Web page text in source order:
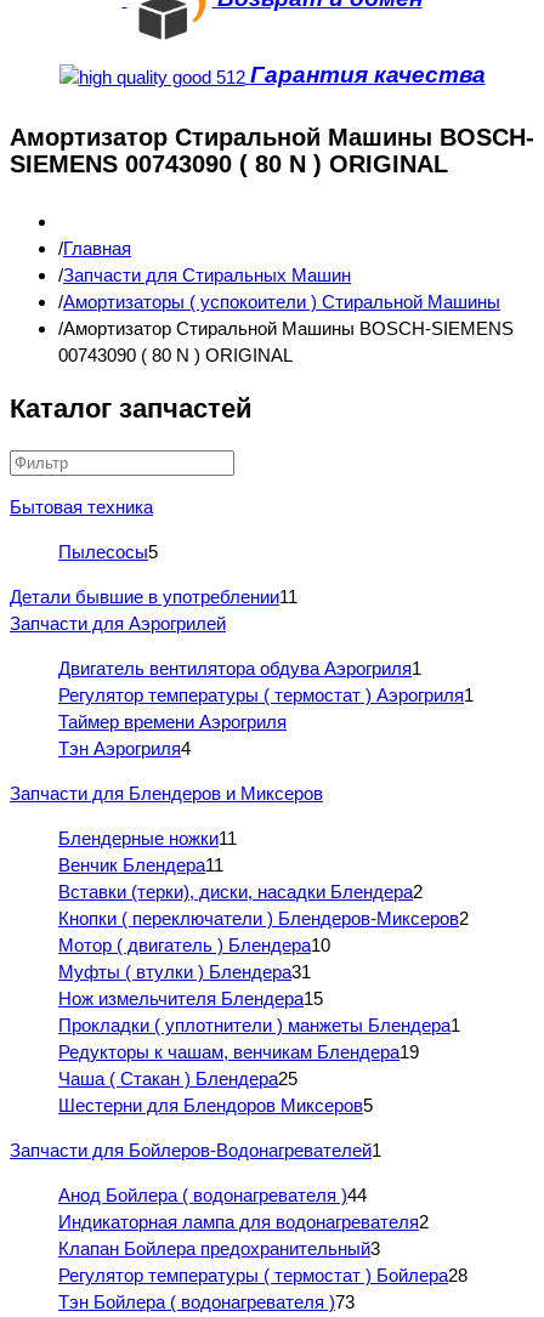
Гарантия качества
Амортизатор Стиральной Машины BOSCH-
SIEMENS 00743090 ( 80 N ) ORIGINAL
Главная
Запчасти для Стиральных Машин
Амортизаторы ( успокоители ) Стиральной Машины
Амортизатор Стиральной Машины BOSCH-SIEMENS
00743090 ( 80 N ) ORIGINAL
Каталог запчастей
Бытовая техника
Пылесосы5
Детали бывшие в употреблении11
Запчасти для Аэрогрилей
Двигатель вентилятора обдува Аэрогриля1
Регулятор температуры ( термостат ) Аэрогриля1
Таймер времени Аэрогриля
Тэн Аэрогриля4
Запчасти для Блендеров и Миксеров
Блендерные ножки11
Венчик Блендера11
Вставки (терки), диски, насадки Блендера2
Кнопки ( переключатели ) Блендеров-Миксеров2
Мотор ( двигатель ) Блендера10
Муфты ( втулки ) Блендера31
Нож измельчителя Блендера15
Прокладки ( уплотнители ) манжеты Блендера1
Редукторы к чашам, венчикам Блендера19
Чаша ( Стакан ) Блендера25
Шестерни для Блендоров Миксеров5
Запчасти для Бойлеров-Водонагревателей1
Анод Бойлера ( водонагревателя )44
Индикаторная лампа для водонагревателя2
Клапан Бойлера предохранительный3
Регулятор температуры ( термостат ) Бойлера28
Тэн Бойлера ( водонагревателя )73